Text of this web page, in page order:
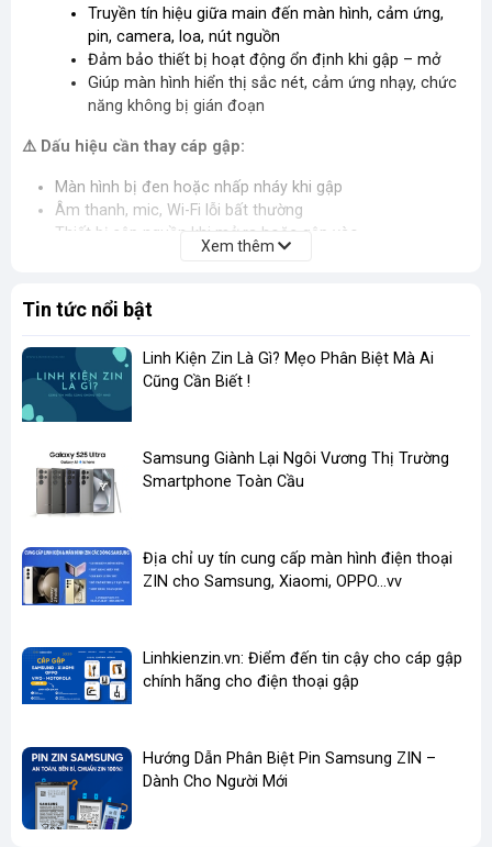
Truyền tín hiệu giữa main đến màn hình, cảm ứng,
pin, camera, loa, nút nguồn
Đảm bảo thiết bị hoạt động ổn định khi gập – mở
Giúp màn hình hiển thị sắc nét, cảm ứng nhạy, chức
năng không bị gián đoạn
⚠️ Dấu hiệu cần thay cáp gập:
Màn hình bị đen hoặc nhấp nháy khi gập
Âm thanh, mic, Wi-Fi lỗi bất thường
Thiết bị sập nguồn khi mở ra hoặc gập vào
🎯Tại sao nên chọn cáp zin tại LinhKienZin.vn?
✅
Giá tốt cho thợ và cửa hàng
✅Sản phẩm đã được test kỹ trước khi gởi
✅ Có bán đầy đủ vật tư, keo dán, nẹp, ron giúp công việc
hơn.
✅Hỗ trợ kỹ thuật – tư vấn lắp đặt tận tình
Bảo hành rõ ràng – đổi trả nếu lỗi do nhà sản xuất
Xem thêm
Tin tức nổi bật
Linh Kiện Zin Là Gì? Mẹo Phân Biệt Mà Ai
Cũng Cần Biết !
​Samsung Giành Lại Ngôi Vương Thị Trường
Smartphone Toàn Cầu
Địa chỉ uy tín cung cấp màn hình điện thoại
ZIN cho Samsung, Xiaomi, OPPO...vv
Linhkienzin.vn: Điểm đến tin cậy cho cáp gập
chính hãng cho điện thoại gập
Hướng Dẫn Phân Biệt Pin Samsung ZIN –
Dành Cho Người Mới